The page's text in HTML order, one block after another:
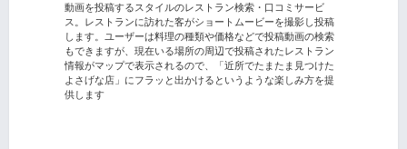
動画を投稿するスタイルのレストラン検索・口コミサービ
ス。レストランに訪れた客がショートムービーを撮影し投稿
します。ユーザーは料理の種類や価格などで投稿動画の検索
もできますが、現在いる場所の周辺で投稿されたレストラン
情報がマップで表示されるので、「近所でたまたま見つけた
よさげな店」にフラッと出かけるというような楽しみ方を提
供します